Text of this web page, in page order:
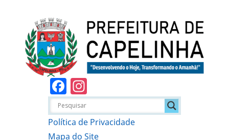
Facebook
Política de Privacidade
Mapa do Site